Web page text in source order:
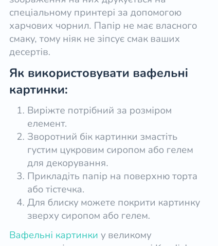
спеціальному принтері за допомогою
харчових чорнил. Папір не має власного
смаку, тому ніяк не зіпсує смак ваших
десертів.
Як використовувати вафельні
картинки:
Виріжте потрібний за розміром
елемент.
Зворотний бік картинки змастіть
густим цукровим сиропом або гелем
для декорування.
Прикладіть папір на поверхню торта
або тістечка.
Для блиску можете покрити картинку
зверху сиропом або гелем.
Вафельні картинки у великому